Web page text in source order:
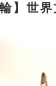
】世